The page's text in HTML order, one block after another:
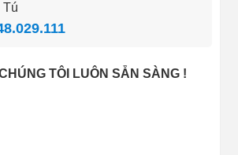
Tú
TÔI LUÔN SẴN SÀNG !